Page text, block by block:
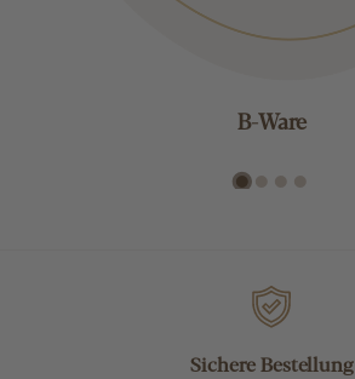
B-Ware
Sichere Bestellung